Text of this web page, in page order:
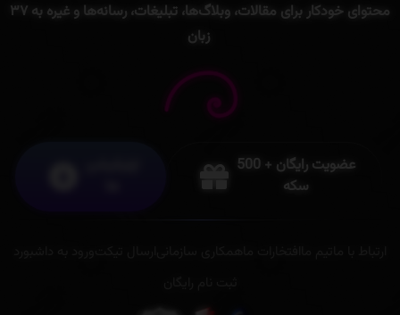
محتوای خودکار برای مقالات، وبلاگ‌ها، تبلیغات، رسانه‌ها و غیره به ۳۷
زبان
عضویت رایگان + 500
سکه